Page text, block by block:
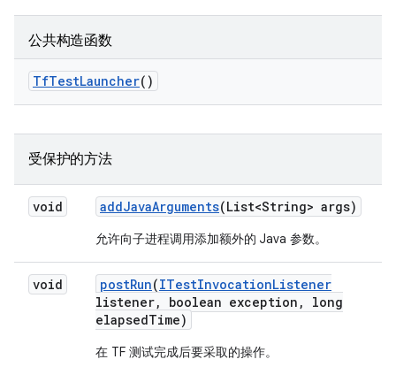
公共构造函数
TfTestLauncher()
受保护的方法
void addJavaArguments(List<String> args)
允许向子进程调用添加额外的 Java 参数。
void postRun(ITestInvocationListener
listener, boolean exception ,
long
elapsedTime)
在 TF 测试完成后要采取的操作。